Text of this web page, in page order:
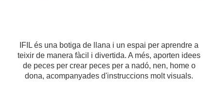
IFIL és una botiga de llana i un espai per aprendre a
teixir de manera fàcil i divertida. A més, aporten idees
de peces per crear peces per a nadó, nen, home o
dona, acompanyades d'instruccions molt visuals.